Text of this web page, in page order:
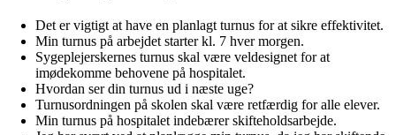
Det er vigtigt at have en planlagt turnus for at sikre effektivitet.
Min turnus på arbejdet starter kl. 7 hver morgen.
Sygeplejerskernes turnus skal være veldesignet for at
imødekomme behovene på hospitalet.
Hvordan ser din turnus ud i næste uge?
Turnusordningen på skolen skal være retfærdig for alle elever.
Min turnus på hospitalet indebærer skifteholdsarbejde.